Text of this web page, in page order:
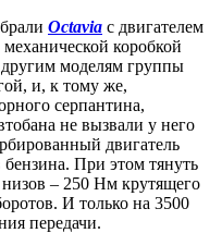
Octavia с двигателем
коробкой
моделям группы
и, к тому же,
серпантина,
не вызвали у него
двигатель
бензина. При этом тянуть
– 250 Нм крутящего
И только на 3500
передачи.